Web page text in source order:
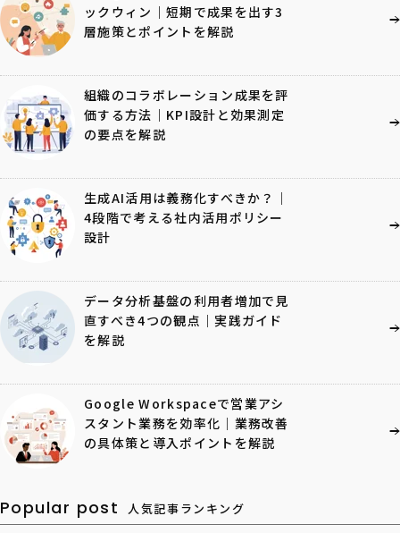
ックウィン｜短期で成果を出す3
層施策とポイントを解説
組織のコラボレーション成果を評
価する方法｜KPI設計と効果測定
の要点を解説
生成AI活用は義務化すべきか？｜
4段階で考える社内活用ポリシー
設計
データ分析基盤の利用者増加で見
直すべき4つの観点｜実践ガイド
を解説
Google Workspaceで営業アシ
スタント業務を効率化｜業務改善
の具体策と導入ポイントを解説
Popular post 人気記事ランキング